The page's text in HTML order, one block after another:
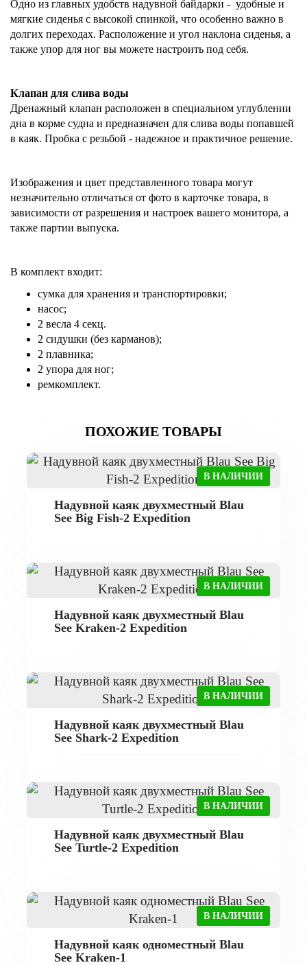
Одно из главных удобств надувной байдарки - удобные и
мягкие сиденья с высокой спинкой, что особенно важно в
долгих переходах. Расположение и угол наклона сиденья, а
также упор для ног вы можете настроить под себя.
Клапан для слива воды
Дренажный клапан расположен в специальном углублении
дна в корме судна и предназначен для слива воды попавшей
в каяк. Пробка с резьбой - надежное и практичное решение.
Изображения и цвет представленного товара могут
незначительно отличаться от фото в карточке товара, в
зависимости от разрешения и настроек вашего монитора, а
также партии выпуска.
В комплект входит:
сумка для хранения и транспортировки;
насос;
2 весла 4 секц.
2 сидушки (без карманов);
2 плавника;
2 упора для ног;
ремкомплект.
ПОХОЖИЕ ТОВАРЫ
В НАЛИЧИИ
Надувной каяк двухместный Blau
See Big Fish-2 Expedition
В НАЛИЧИИ
Надувной каяк двухместный Blau
See Kraken-2 Expedition
В НАЛИЧИИ
Надувной каяк двухместный Blau
See Shark-2 Expedition
В НАЛИЧИИ
Надувной каяк двухместный Blau
See Turtle-2 Expedition
В НАЛИЧИИ
Надувной каяк одноместный Blau
See Kraken-1